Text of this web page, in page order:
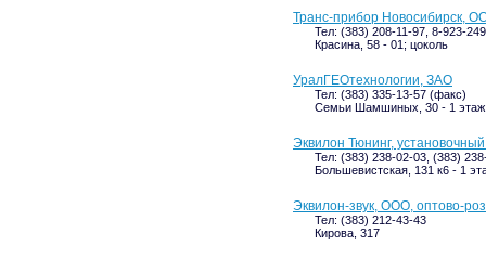
Транс-прибор Новосибирск,
Тел: (383) 208-11-97, 8-923-
Красина, 58 - 01; цоколь
УралГЕОтехнологии, ЗАО
Тел: (383) 335-13-57 (факс)
Семьи Шамшиных, 30 - 1 этаж
Эквилон Тюнинг,
Тел: (383) 238-02-03, (383)
Большевистская, 131 к6 - 1
Эквилон-звук, ООО, оптово-
Тел: (383) 212-43-43
Кирова, 317